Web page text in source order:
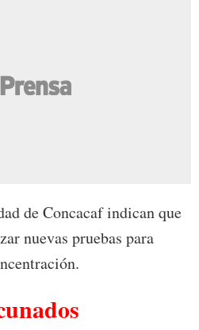
de Concacaf indican que
nuevas pruebas para